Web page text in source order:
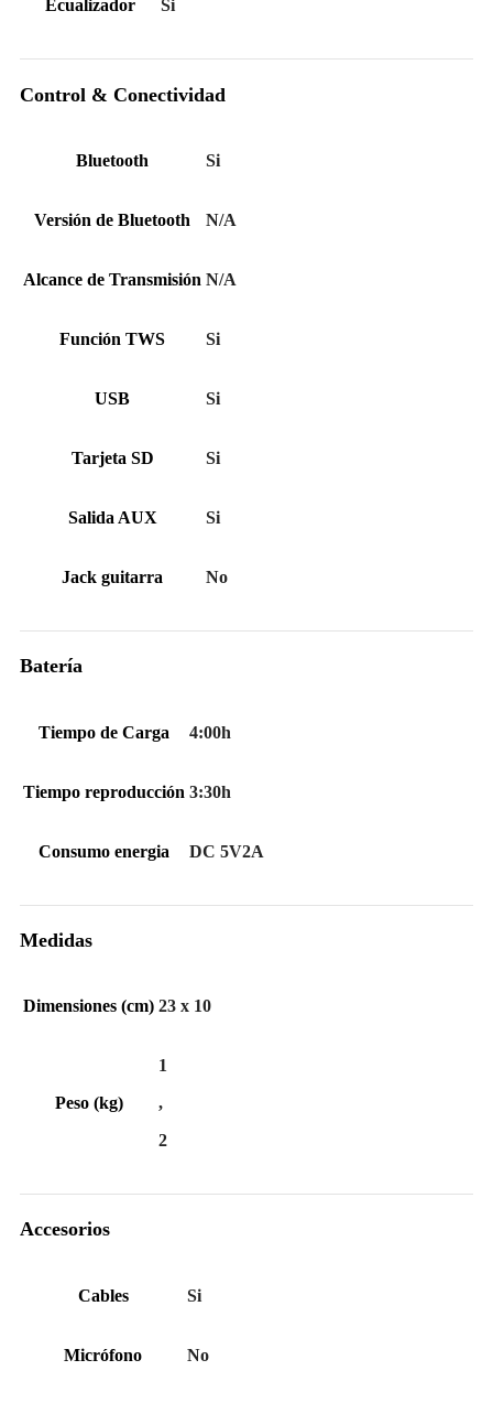
Ecualizador Si
Control & Conectividad
Bluetooth Si
Versión de Bluetooth N/A
Alcance de Transmisión N/A
Función TWS Si
USB Si
Tarjeta SD Si
Salida AUX Si
Jack guitarra No
Batería
Tiempo de Carga 4:00h
Tiempo reproducción 3:30h
Consumo energia DC 5V2A
Medidas
Dimensiones (cm) 23 x 10
Peso (kg)
1
,
2
Accesorios
Cables Si
Micrófono No